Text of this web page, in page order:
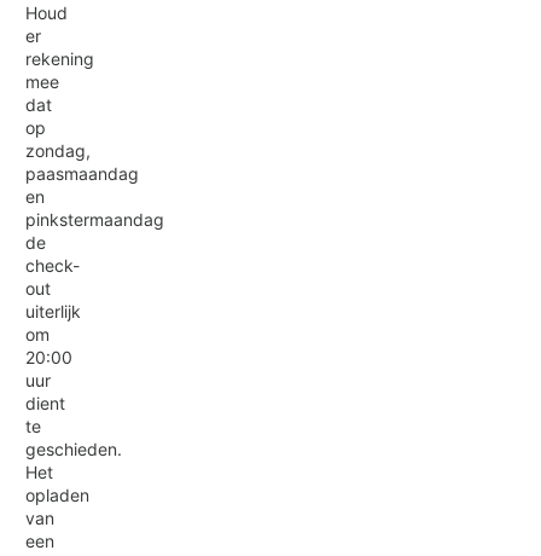
Houd
er
rekening
mee
dat
op
zondag,
paasmaandag
en
pinkstermaandag
de
check-
out
uiterlijk
om
20:00
uur
dient
te
geschieden.
Het
opladen
van
een